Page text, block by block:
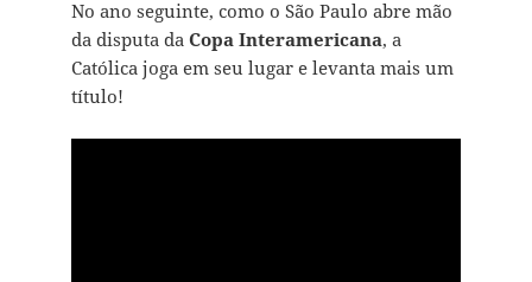
No ano seguinte, como o São Paulo abre mão
da disputa da Copa Interamericana, a
Católica joga em seu lugar e levanta mais um
título!